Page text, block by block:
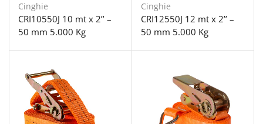
Cinghie
CRI10550J 10 mt x 2’’ –
50 mm 5.000 Kg
Cinghie
CRI12550J 12 mt x 2’’ –
50 mm 5.000 Kg